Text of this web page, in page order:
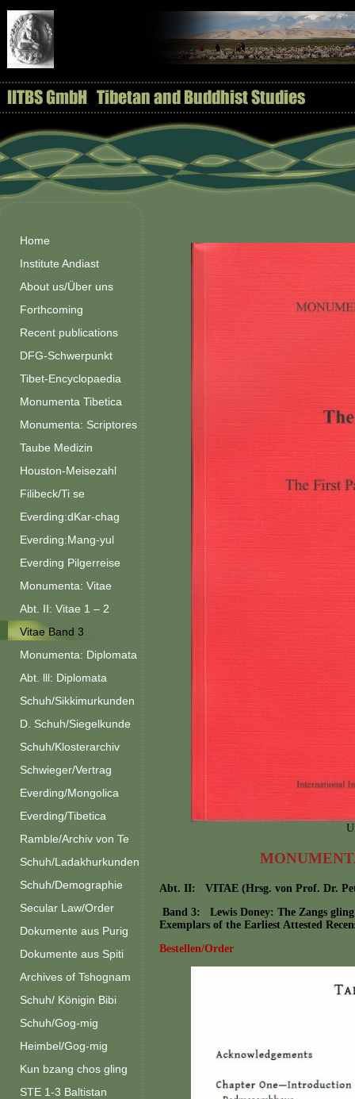
Home
Institute Andiast
About us/Über uns
Forthcoming
Recent publications
DFG-Schwerpunkt
Tibet-Encyclopaedia
Monumenta Tibetica
Monumenta: Scriptores
Taube Medizin
Houston-Meisezahl
Filibeck/Ti se
Everding:dKar-chag
Everding:Mang-yul
Everding Pilgerreise
Monumenta: Vitae
Abt. II: Vitae 1 – 2
Vitae Band 3
Monumenta: Diplomata
Abt. lll: Diplomata
Schuh/Sikkimurkunden
D. Schuh/Siegelkunde
Schuh/Klosterarchiv
Schwieger/Vertrag
Everding/Mongolica
Everding/Tibetica
Ramble/Archiv von Te
Schuh/Ladakhurkunden
Schuh/Demographie
Secular Law/Order
Dokumente aus Purig
Dokumente aus Spiti
Archives of Tshognam
Schuh/ Königin Bibi
Schuh/Gog-mig
Heimbel/Gog-mig
Kun bzang chos gling
STE 1-3 Baltistan
Abt. II: VITAE (Hrsg. von Prof. Dr.
Band 3: Lewis Doney: The Zangs
Exemplars of the Earliest Attested
Bestellen/Order